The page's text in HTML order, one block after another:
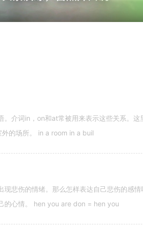
介词in，on和at常被用来表示这些关系。这
的场所。 in a room in a buil
悲伤的情绪。那么怎样表达自己悲伤的感
的心情。 hen you are don = hen you